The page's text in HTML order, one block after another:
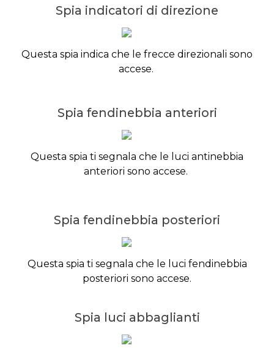
Spia indicatori di direzione
Questa spia indica che le frecce direzionali sono
accese.
Spia fendinebbia anteriori
Questa spia ti segnala che le luci antinebbia
anteriori sono accese.
Spia fendinebbia posteriori
Questa spia ti segnala che le luci fendinebbia
posteriori sono accese.
Spia luci abbaglianti